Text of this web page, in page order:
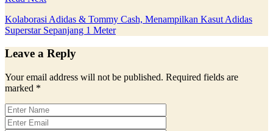
Kolaborasi Adidas & Tommy Cash, Menampilkan Kasut Adidas
Superstar Sepanjang 1 Meter
Leave a Reply
Your email address will not be published. Required fields are
marked *